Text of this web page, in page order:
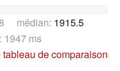
médian: 1915.5
ms
de comparaison